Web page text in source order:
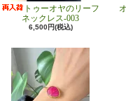
トゥーオヤのリーフ
ネックレス-003
6,500円(税込)